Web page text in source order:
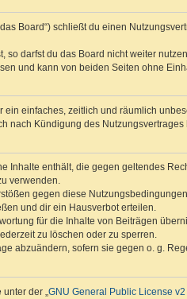
Board“) schließt du einen
darfst du das Board nicht weiter
und kann von beiden Seiten ohne
ein einfaches, zeitlich und räumlich
nach Kündigung des Nutzungsvertrages
Inhalte enthält, die gegen geltendes
verwenden.
gegen diese
und dir ein Hausverbot erteilen.
für die Inhalte von Beiträgen
zu löschen oder zu sperren.
abzuändern, sofern sie gegen o. g.
der „ GNU General Public License v2